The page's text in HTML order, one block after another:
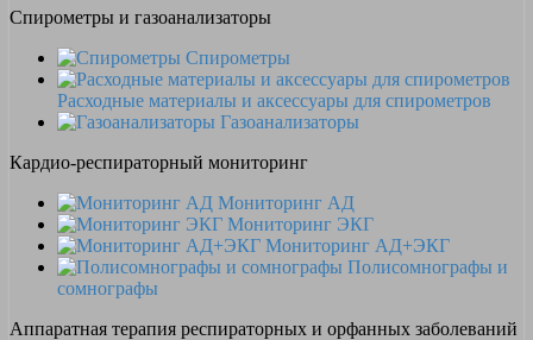
Спирометры и газоанализаторы
Спирометры
Расходные материалы и аксессуары для спирометров
Газоанализаторы
Кардио-респираторный мониторинг
Мониторинг АД
Мониторинг ЭКГ
Мониторинг АД+ЭКГ
Полисомнографы и
сомнографы
Аппаратная терапия респираторных и орфанных заболеваний